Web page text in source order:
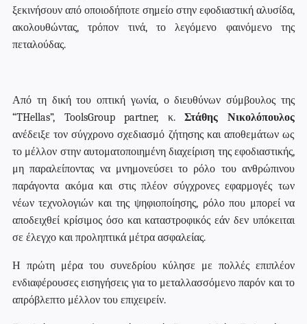
ξεκινήσουν από οποιοδήποτε σημείο στην εφοδιαστική αλυσίδα,
ακολουθώντας, τρόπον τινά, το λεγόμενο φαινόμενο της
πεταλούδας.
Από τη δική του οπτική γωνία, ο διευθύνων σύμβουλος της
“THellas”, ToolsGroup partner, κ.Στάθης Νικολόπουλος
ανέδειξε τον σύγχρονο σχεδιασμό ζήτησης και αποθεμάτων ως
το μέλλον στην αυτοματοποιημένη διαχείριση της εφοδιαστικής,
μη παραλείποντας να μνημονεύσει το ρόλο του ανθρώπινου
παράγοντα ακόμα και στις πλέον σύγχρονες εφαρμογές των
νέων τεχνολογιών και της ψηφιοποίησης, ρόλο που μπορεί να
αποδειχθεί κρίσιμος όσο και καταστροφικός εάν δεν υπόκειται
σε έλεγχο και προληπτικά μέτρα ασφαλείας.
Η πρώτη μέρα του συνεδρίου κύλησε με πολλές επιπλέον
ενδιαφέρουσες εισηγήσεις για το μεταλλασσόμενο παρόν και το
απρόβλεπτο μέλλον του επιχειρείν.